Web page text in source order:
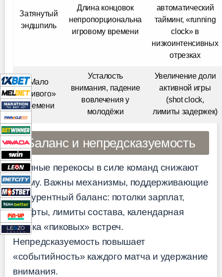
Затянутый
эндшпиль
Длина концовок
непропорциональна
игровому времени
автоматический
тайминг, «running
clock» в
низкоинтенсивных
отрезках
Мало
«живого»
времени
Усталость
внимания, падение
вовлечения у
молодёжи
Увеличение доли
активной игры
(shot clock,
лимиты задержек)
Баланс и непредсказуемость
Крупные перекосы в силе команд снижают
драму. Важны механизмы, поддерживающие
конкурентный баланс: потолки зарплат,
драфты, лимиты состава, календарная
логика «пиковых» встреч.
Непредсказуемость повышает
«событийность» каждого матча и удержание
внимания.